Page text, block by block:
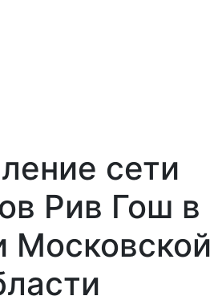
сети
Рив Гош в
Московской